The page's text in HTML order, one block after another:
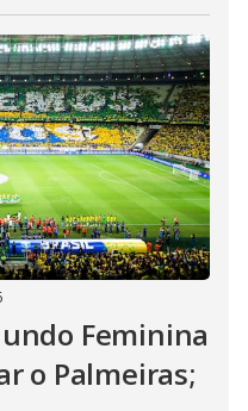
Feminina
o Palmeiras;